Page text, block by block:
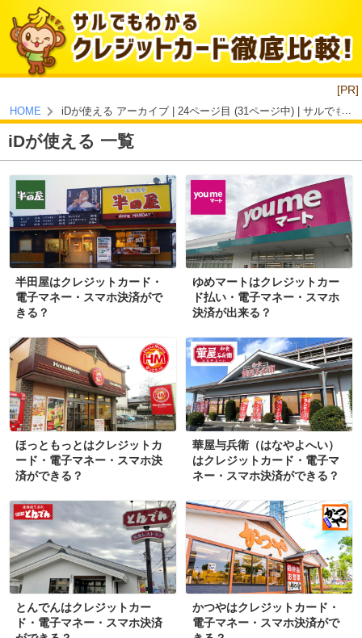
[PR]
HOME iDが使える アーカイブ | 24ページ目 (31ページ中) | サルでもわ
iDが使える 一覧
半田屋はクレジットカード・
電子マネー・スマホ決済がで
きる？
ゆめマートはクレジットカー
ド払い・電子マネー・スマホ
決済が出来る？
ほっともっとはクレジットカ
ード・電子マネー・スマホ決
済ができる？
華屋与兵衛（はなやよへい）
はクレジットカード・電子マ
ネー・スマホ決済ができる？
とんでんはクレジットカー
ド・電子マネー・スマホ決済
かつやはクレジットカード・
電子マネー・スマホ決済がで